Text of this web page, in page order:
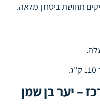
תחושת ביטחון מלאה.
– יער בן שמן